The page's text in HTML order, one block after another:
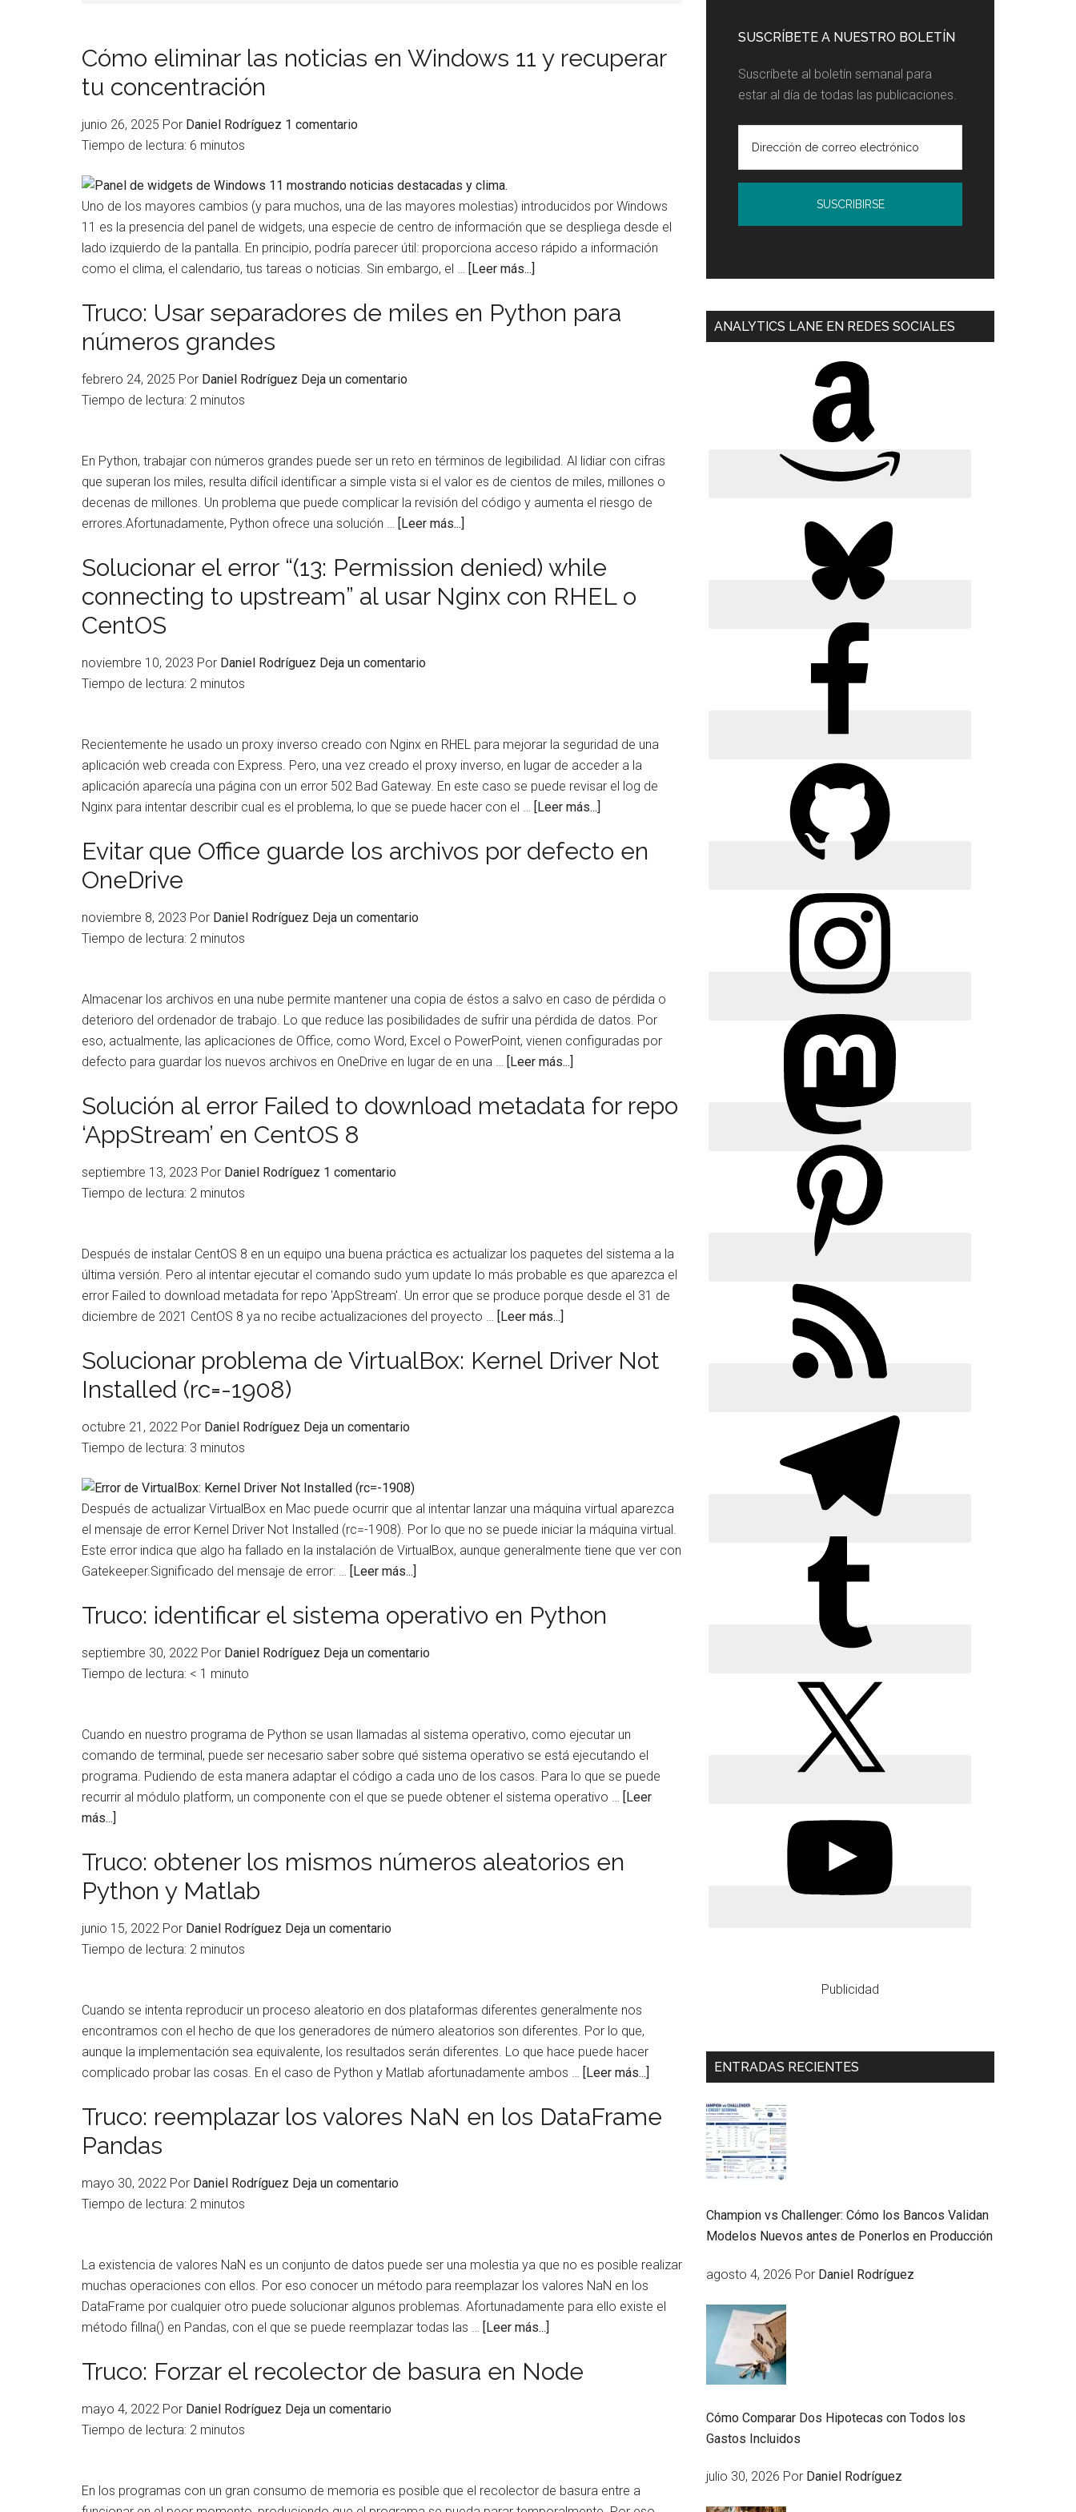
Cómo eliminar las noticias en Windows 11 y recuperar
tu concentración
junio 26, 2025 Por Daniel Rodríguez 1 comentario
Tiempo de lectura: 6 minutos
Uno de los mayores cambios (y para muchos, una de las mayores molestias) introducidos por Windows
11 es la presencia del panel de widgets, una especie de centro de información que se despliega desde el
lado izquierdo de la pantalla. En principio, podría parecer útil: proporciona acceso rápido a información
como el clima, el calendario, tus tareas o noticias. Sin embargo, el … [Leer más...]
Cómo
eliminar
y
recuperar
tu
Truco: Usar separadores de miles en Python para
números grandes
febrero 24, 2025 Por Daniel Rodríguez Deja un comentario
Tiempo de lectura: 2 minutos
En Python, trabajar con números grandes puede ser un reto en términos de legibilidad. Al lidiar con cifras
que superan los miles, resulta difícil identificar a simple vista si el valor es de cientos de miles, millones o
decenas de millones. Un problema que puede complicar la revisión del código y aumenta el riesgo de
errores.Afortunadamente, Python ofrece una solución … [Leer más...]
Truco:
Usar
separadores
grandes
Solucionar el error “(13: Permission denied) while
connecting to upstream” al usar Nginx con RHEL o
CentOS
noviembre 10, 2023 Por Daniel Rodríguez Deja un comentario
Tiempo de lectura: 2 minutos
Recientemente he usado un proxy inverso creado con Nginx en RHEL para mejorar la seguridad de una
aplicación web creada con Express. Pero, una vez creado el proxy inverso, en lugar de acceder a la
aplicación aparecía una página con un error 502 Bad Gateway. En este caso se puede revisar el log de
Nginx para intentar describir cual es el problema, lo que se puede hacer con el … [Leer más...]
Solucionar
connecting
to
upstream”
Nginx
con
Evitar que Office guarde los archivos por defecto en
OneDrive
noviembre 8, 2023 Por Daniel Rodríguez Deja un comentario
Tiempo de lectura: 2 minutos
Almacenar los archivos en una nube permite mantener una copia de éstos a salvo en caso de pérdida o
deterioro del ordenador de trabajo. Lo que reduce las posibilidades de sufrir una pérdida de datos. Por
eso, actualmente, las aplicaciones de Office, como Word, Excel o PowerPoint, vienen configuradas por
defecto para guardar los nuevos archivos en OneDrive en lugar de en una … [Leer más...]
Evitar
defecto
en
OneDrive
Solución al error Failed to download metadata for repo
‘AppStream’ en CentOS 8
septiembre 13, 2023 Por Daniel Rodríguez 1 comentario
Tiempo de lectura: 2 minutos
Después de instalar CentOS 8 en un equipo una buena práctica es actualizar los paquetes del sistema a la
última versión. Pero al intentar ejecutar el comando sudo yum update lo más probable es que aparezca el
error Failed to download metadata for repo 'AppStream'. Un error que se produce porque desde el 31 de
diciembre de 2021 CentOS 8 ya no recibe actualizaciones del proyecto … [Leer más...]
Solución
for
repo
‘AppStream’
8
Solucionar problema de VirtualBox: Kernel Driver Not
Installed (rc=-1908)
octubre 21, 2022 Por Daniel Rodríguez Deja un comentario
Tiempo de lectura: 3 minutos
Después de actualizar VirtualBox en Mac puede ocurrir que al intentar lanzar una máquina virtual aparezca
el mensaje de error Kernel Driver Not Installed (rc=-1908). Por lo que no se puede iniciar la máquina virtual.
Este error indica que algo ha fallado en la instalación de VirtualBox, aunque generalmente tiene que ver con
Gatekeeper.Significado del mensaje de error: … [Leer más...]
Solucionar
de
Not
Installed
(rc=-1908)
Truco: identificar el sistema operativo en Python
septiembre 30, 2022 Por Daniel Rodríguez Deja un comentario
Tiempo de lectura: < 1 minuto
Cuando en nuestro programa de Python se usan llamadas al sistema operativo, como ejecutar un
comando de terminal, puede ser necesario saber sobre qué sistema operativo se está ejecutando el
programa. Pudiendo de esta manera adaptar el código a cada uno de los casos. Para lo que se puede
recurrir al módulo platform, un componente con el que se puede obtener el sistema operativo … [Leer
más...]
Truco:
identificar
el
sistema
operativo
Truco: obtener los mismos números aleatorios en
Python y Matlab
junio 15, 2022 Por Daniel Rodríguez Deja un comentario
Tiempo de lectura: 2 minutos
Cuando se intenta reproducir un proceso aleatorio en dos plataformas diferentes generalmente nos
encontramos con el hecho de que los generadores de número aleatorios son diferentes. Por lo que,
aunque la implementación sea equivalente, los resultados serán diferentes. Lo que hace puede hacer
complicado probar las cosas. En el caso de Python y Matlab afortunadamente ambos … [Leer más...]
Truco:
Python
Matlab
Truco: reemplazar los valores NaN en los DataFrame
Pandas
mayo 30, 2022 Por Daniel Rodríguez Deja un comentario
Tiempo de lectura: 2 minutos
La existencia de valores NaN es un conjunto de datos puede ser una molestia ya que no es posible realizar
muchas operaciones con ellos. Por eso conocer un método para reemplazar los valores NaN en los
DataFrame por cualquier otro puede solucionar algunos problemas. Afortunadamente para ello existe el
método fillna() en Pandas, con el que se puede reemplazar todas las … [Leer más...]
Truco:
los
Truco: Forzar el recolector de basura en Node
mayo 4, 2022 Por Daniel Rodríguez Deja un comentario
Tiempo de lectura: 2 minutos
En los programas con un gran consumo de memoria es posible que el recolector de basura entre a
SUSCRÍBETE A NUESTRO BOLETÍN
Suscríbete al boletín semanal para
estar al día de todas las publicaciones.
ANALYTICS LANE EN REDES SOCIALES
Publicidad
ENTRADAS RECIENTES
Champion vs Challenger: Cómo los Bancos Validan
Modelos Nuevos antes de Ponerlos en Producción
agosto 4, 2026 Por Daniel Rodríguez
Cómo Comparar Dos Hipotecas con Todos los
Gastos Incluidos
julio 30, 2026 Por Daniel Rodríguez